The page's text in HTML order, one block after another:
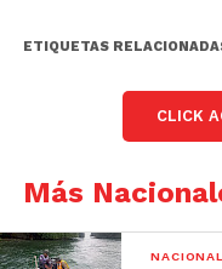
ETIQUETAS
CLICK
Más